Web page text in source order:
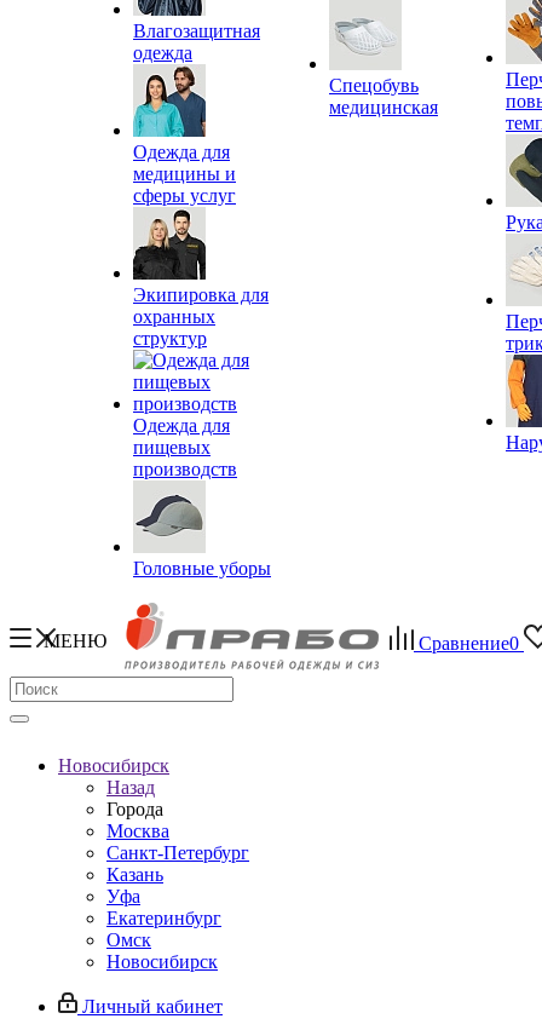
Влагозащитная
одежда
Одежда для
медицины и
сферы услуг
Экипировка для
охранных
структур
Одежда для
пищевых
производств
Головные уборы
Спецобувь
медицинская
МЕНЮ Сравнение0
Новосибирск
Назад
Города
Москва
Санкт-Петербург
Казань
Уфа
Екатеринбург
Омск
Новосибирск
Личный кабинет